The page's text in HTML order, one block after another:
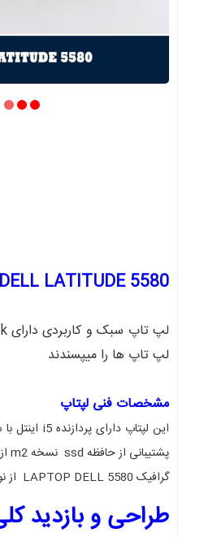
DELL LATITUDE 5580
لپ تاپ ها را میپسندند
مشخصات فنی لپتاپ
پشتیبانی از حافظه ssd نسخه m2 از امکانات دیگر این لپتاپ محسوب می‌شوند که ده برابر سرعت بیشتری نسبت به حافظه های HDD را دارا می باشند.
گرافیک LAPTOP DELL 5580 از نوع اینتل hd می باشد که برای کار های مهندسی و دانشجویی عالی می باشد.
طراحی و بازدید